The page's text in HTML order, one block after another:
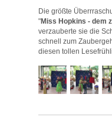
Die größte
"Miss Hopkins - dem
verzauberte sie die
schnell zum
diesen tollen